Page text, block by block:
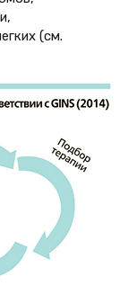
(см.